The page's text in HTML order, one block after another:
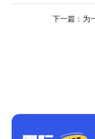
下一篇： 为